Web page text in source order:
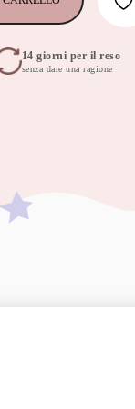
14 giorni per il reso
senza dare una ragione